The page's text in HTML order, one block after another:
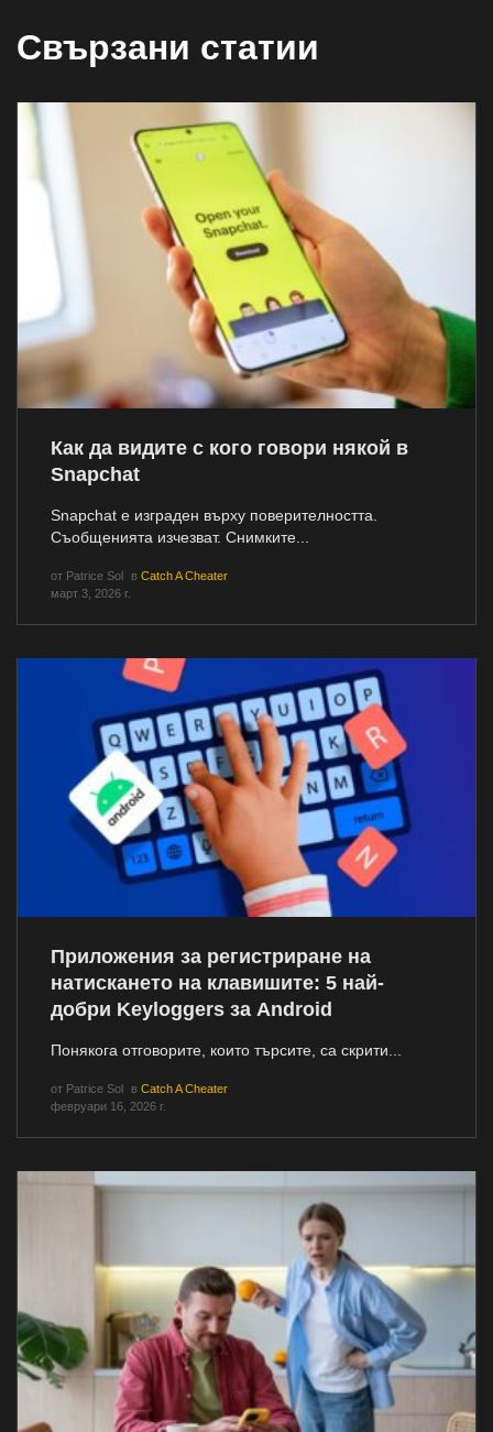
Свързани статии
Как да видите с кого говори някой в
Snapchat
Snapchat е изграден върху поверителността.
Съобщенията изчезват. Снимките...
от Patrice Sol в Catch A Cheater
март 3, 2026 г.
Приложения за регистриране на
натискането на клавишите: 5 най-
добри Keyloggers за Android
Понякога отговорите, които търсите, са скрити...
от Patrice Sol в Catch A Cheater
февруари 16, 2026 г.